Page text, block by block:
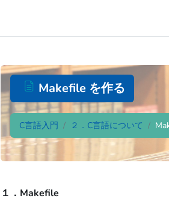
Makefile を作る
C言語入門 ２．C言語について
１．Makefile